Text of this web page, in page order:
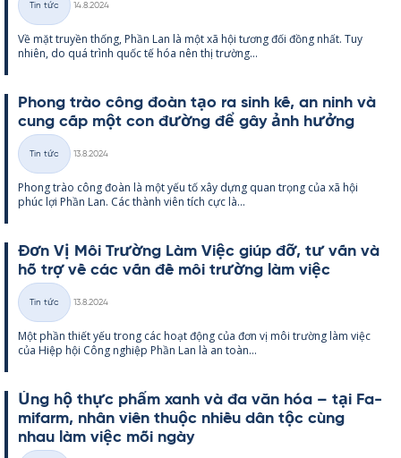
Thể
loại
Tin tức
14.8.2024
Về mặt tru­yền thống, Phần Lan là một xã hội tương đối đồng nhất. Tuy
nhiên, do quá trình quốc tế hóa nên thị trường...
Phong trào công đoàn tạo ra sinh kế, an ninh và
cung cấp một con đường để gây ảnh hưởng
Thể
loại
Tin tức
13.8.2024
Phong trào công đoàn là một yếu tố xây dựng quan trọng của xã hội
phúc lợi Phần Lan. Các thành viên tích cực là...
Đơn Vị Môi Trường Làm Việc giúp đỡ, tư vấn và
hỗ trợ về các vấn đề môi trường làm việc
Thể
loại
Tin tức
13.8.2024
Một phần thiết yếu trong các hoạt động của đơn vị môi trường làm việc
của Hiệp hội Công ng­hiệp Phần Lan là an toàn...
Ủng hộ thực phẩm xanh và đa văn hóa – tại Fa­
mi­farm, nhân viên thuộc nhiều dân tộc cùng
nhau làm việc mỗi ngày